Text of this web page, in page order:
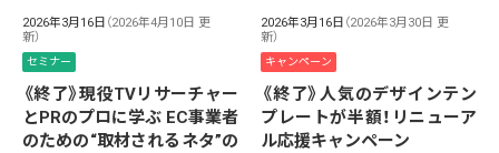
2026年3月16日 （2026年4月10日 更
新）
セミナー
《終了》現役TVリサーチャー
とPRのプロに学ぶ EC事業者
のための“取材されるネタ”の
2026年3月16日 （2026年3月30日 更
新）
キャンペーン
《終了》人気のデザインテン
プレートが半額！リニューア
ル応援キャンペーン